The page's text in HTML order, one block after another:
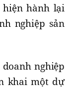
hành lại
nghiệp sản
nghiệp
khai một dự